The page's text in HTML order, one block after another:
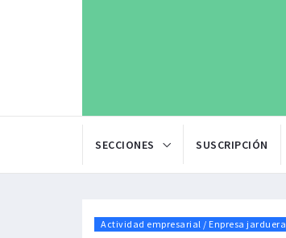
SECCIONES SUSCRIPCIÓN
Actividad empresarial / Enpresa jarduera